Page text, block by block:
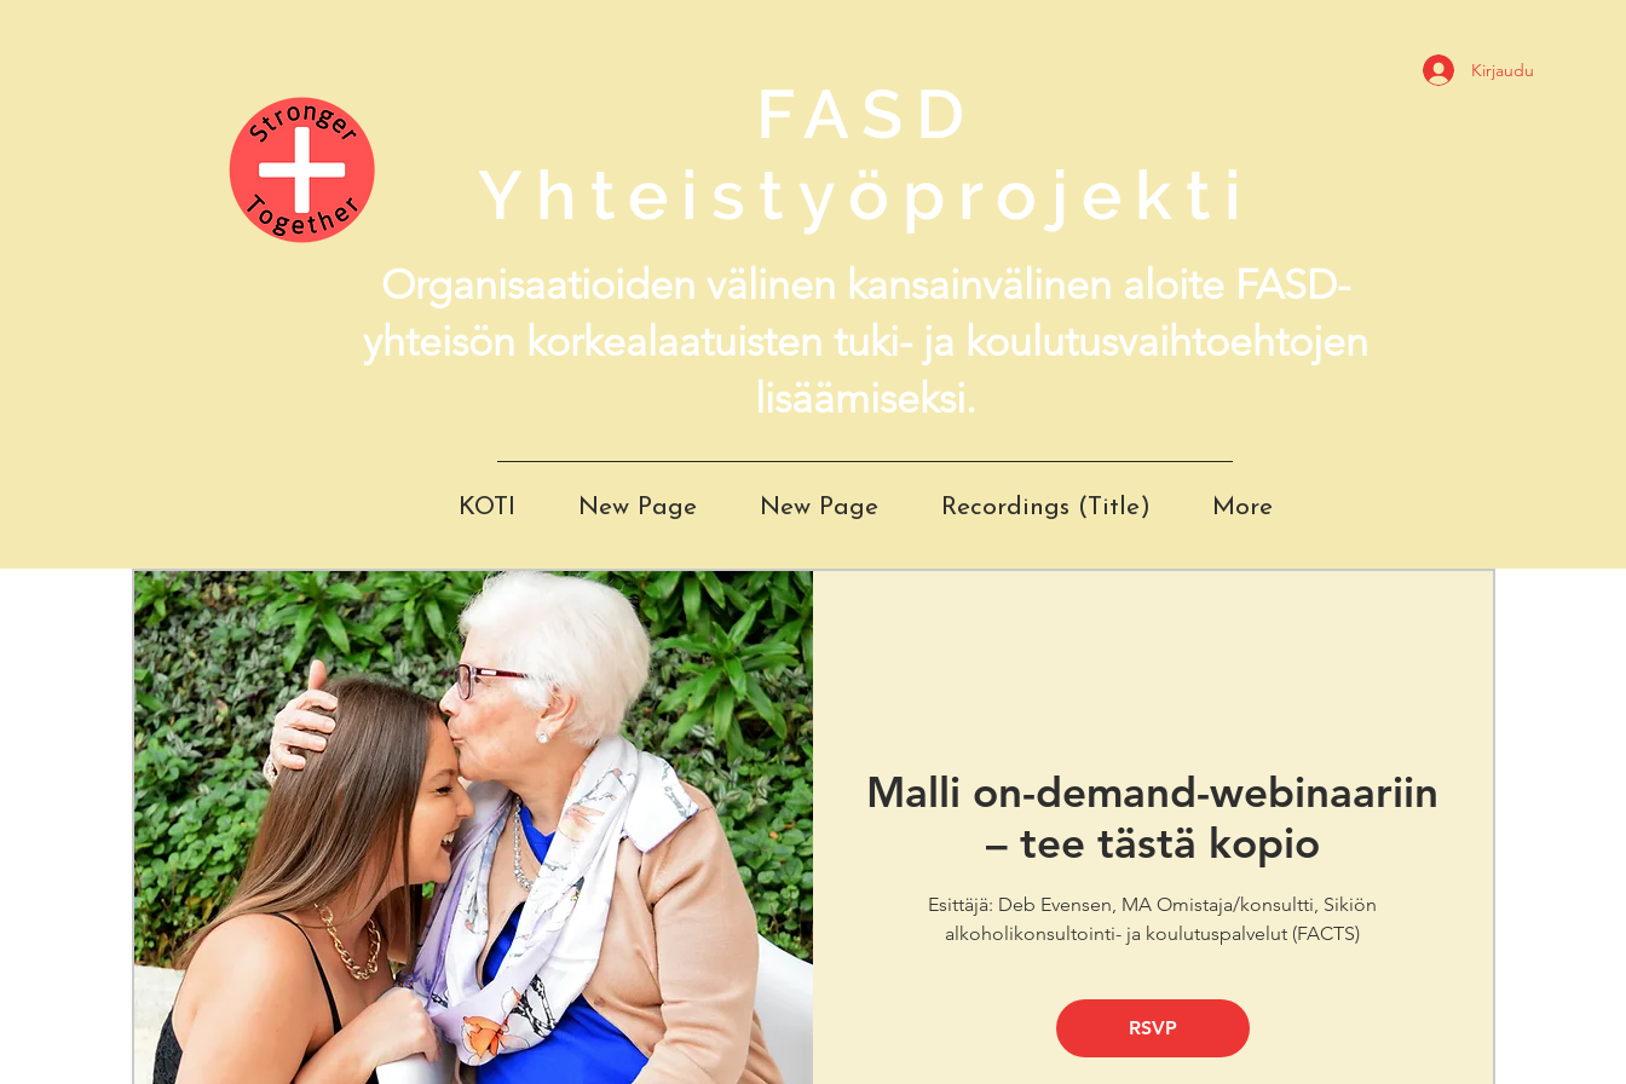
FASD
Yhteistyöprojekti
Kirjaudu
Organisaatioiden välinen kansainvälinen aloite FASD-
yhteisön korkealaatuisten tuki- ja koulutusvaihtoehtojen
lisäämiseksi.
KOTI New Page New Page Recordings (Title) More
Malli on-demand-webinaariin
– tee tästä kopio
Esittäjä: Deb Evensen, MA Omistaja/konsultti, Sikiön
alkoholikonsultointi- ja koulutuspalvelut (FACTS)
RSVP